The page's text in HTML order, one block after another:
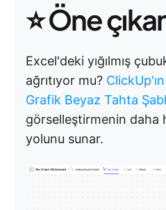
⭐ Öne
Excel'deki yığılmış
ağrıtıyor mu?
Grafik Beyaz Tahta
görselleştirmenin daha
yolunu sunar.